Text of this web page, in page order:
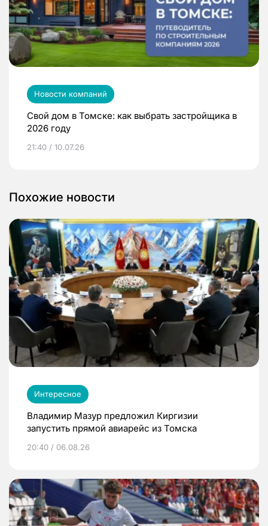
Новости компаний
Свой дом в Томске: как выбрать застройщика в
2026 году
21:40 / 10.07.26
Похожие новости
Интересное
Владимир Мазур предложил Киргизии
запустить прямой авиарейс из Томска
20:40 / 06.08.26